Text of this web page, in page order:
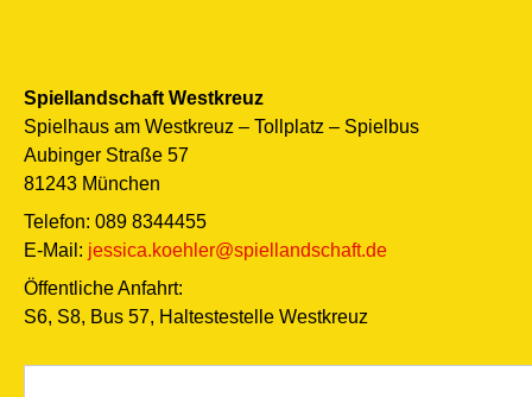
Spiellandschaft Westkreuz
Spielhaus am Westkreuz – Tollplatz – Spielbus
Aubinger Straße 57
81243 München
Telefon: 089 8344455
E-Mail: jessica.koehler@spiellandschaft.de
Öffentliche Anfahrt:
S6, S8, Bus 57, Haltestestelle Westkreuz